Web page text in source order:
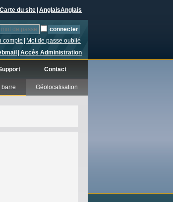
Carte du site AnglaisAnglais
compte
Mot de passe oublié
Accès Administration
barre Géolocalisation
Contact